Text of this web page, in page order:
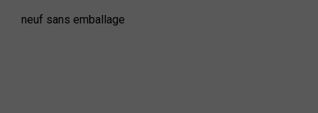
neuf sans emballage